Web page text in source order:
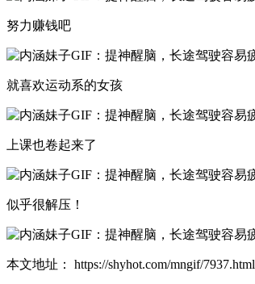
努力赚钱吧
就喜欢运动系的女孩
上课也卷起来了
似乎很解压！
本文地址： https://shyhot.com/mngif/7937.html